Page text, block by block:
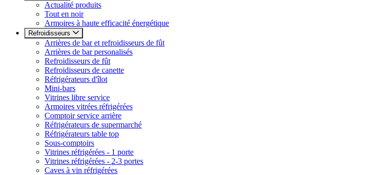
Actualité produits
Tout en noir
Armoires à haute efficacité énergétique
Refroidisseurs
Arrières de bar et refroidisseurs de fût
Arrières de bar personalisés
Refroidisseurs de fût
Refroidisseurs de canette
Réfrigérateurs d'îlot
Mini-bars
Vitrines libre service
Armoires vitrées réfrigérées
Comptoir service arrière
Réfrigérateurs de supermarché
Réfrigérateurs table top
Sous-comptoirs
Vitrines réfrigérées - 1 porte
Vitrines réfrigérées - 2-3 portes
Caves à vin réfrigérées